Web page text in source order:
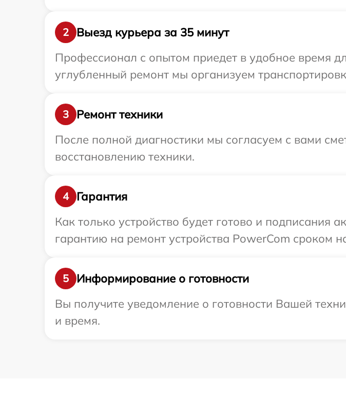
2
Выезд курьера за 35 минут
Профессионал с опытом приедет в удобное время
углубленный ремонт мы организуем
3
Ремонт техники
После полной диагностики мы согласуем с вами
восстановлению техники.
4
Гарантия
Как только устройство будет готово и
гарантию на ремонт устройства PowerCom сроком
5
Информирование о готовности
Вы получите уведомление о готовности Вашей
и время.